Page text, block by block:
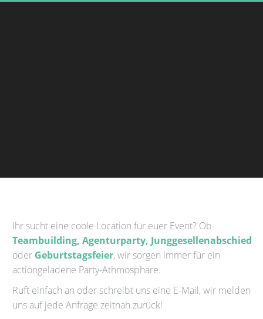
Ihr sucht eine coole Location für euer Event? Ob
Teambuilding, Agenturparty, Junggesellenabschied
oder Geburtstagsfeier, wir sorgen immer für ein
actiongeladene Party-Athmosphäre.
Ruft einfach an oder schreibt uns eine E-Mail, wir melden
uns auf jede Anfrage zeitnah zurück!